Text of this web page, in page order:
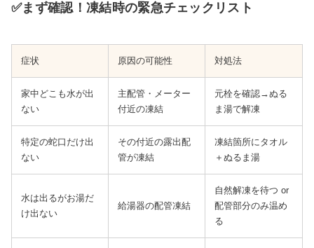
✅まず確認！凍結時の緊急チェック リスト
症状 原因の可能性 対処法
家中どこも水が出
ない
主配管・メーター
付近の凍結
元栓を確認→ぬる
ま湯で解凍
特定の蛇口だけ出
ない
その付近の露出配
管が凍結
凍結箇所にタオル
＋ぬるま湯
水は出るがお湯だ
け出ない
給湯器の配管凍結
自然解凍を待つ or
配管部分のみ温め
る